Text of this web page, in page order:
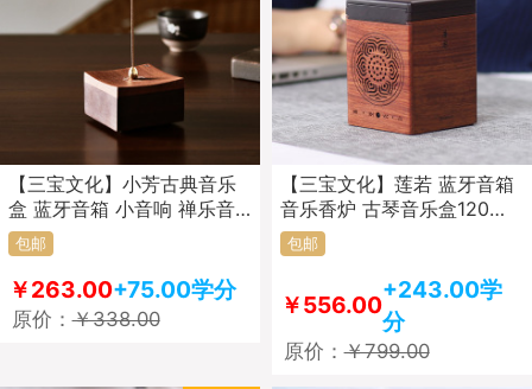
【三宝文化】小芳古典音乐
盒 蓝牙音箱 小音响 禅乐音
响包邮
￥263.00+75.00学分
原价：￥338.00
【三宝文化】莲若 蓝牙音箱
音乐香炉 古琴音乐盒120首
原创禅乐
包邮
￥556.00
+243.00学
分
原价：￥799.00